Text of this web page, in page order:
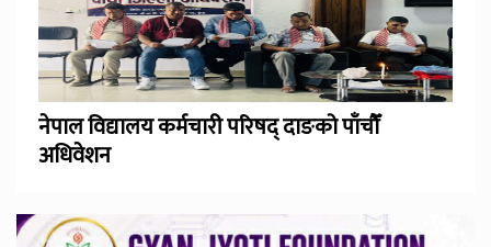
नेपाल विद्यालय कर्मचारी परिषद् दाङको पाँचौँ
अधिवेशन